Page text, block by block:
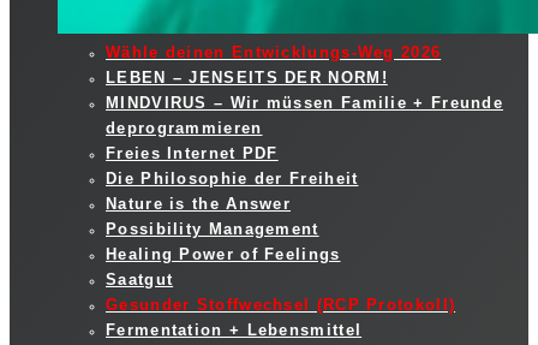
Wähle deinen Entwicklungs-Weg 2026
LEBEN – JENSEITS DER NORM!
MINDVIRUS – Wir müssen Familie + Freunde
deprogrammieren
Freies Internet PDF
Die Philosophie der Freiheit
Nature is the Answer
Possibility Management
Healing Power of Feelings
Saatgut
Gesunder Stoffwechsel (RCP Protokoll)
Fermentation + Lebensmittel